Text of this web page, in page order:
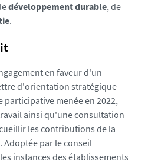
développement durable, de
.
en faveur d'un
d'orientation stratégique
menée en 2022,
ainsi qu'une consultation
les contributions de la
par le conseil
instances des établissements